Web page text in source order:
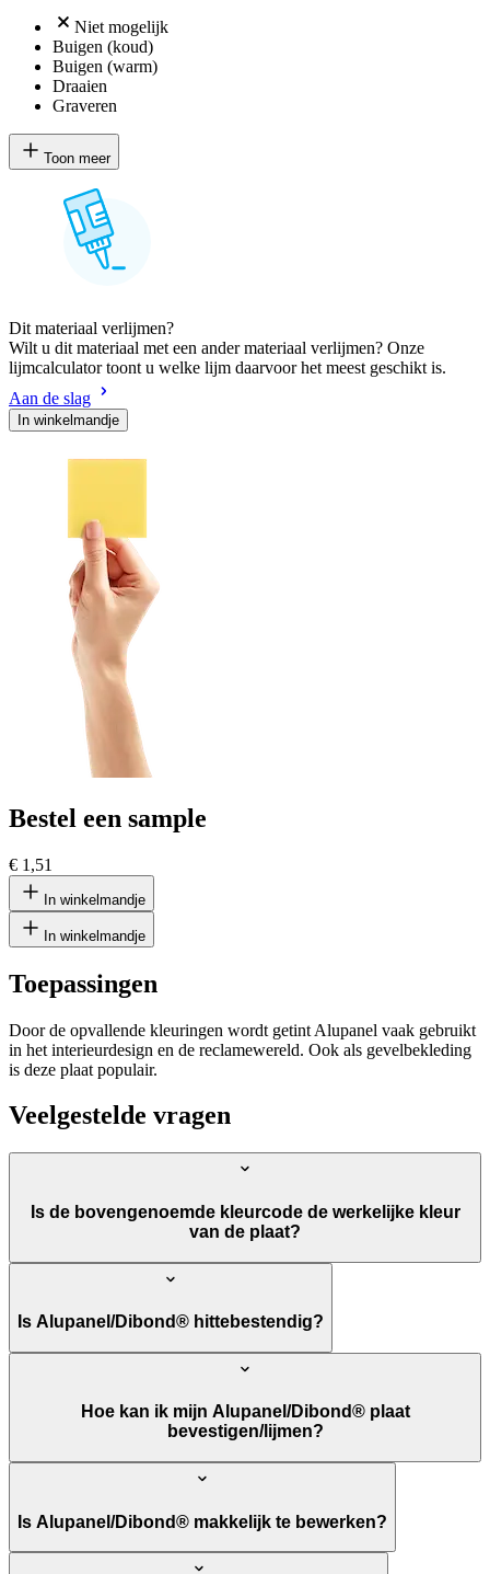
Niet mogelijk
Buigen (koud)
Buigen (warm)
Draaien
Graveren
Toon meer
Dit materiaal verlijmen?
Wilt u dit materiaal met een ander materiaal verlijmen? Onze
lijmcalculator toont u welke lijm daarvoor het meest geschikt is.
Aan de slag
In winkelmandje
Bestel een sample
€ 1,51
In winkelmandje
In winkelmandje
Toepassingen
Door de opvallende kleuringen wordt getint Alupanel vaak gebruikt
in het interieurdesign en de reclamewereld. Ook als gevelbekleding
is deze plaat populair.
Veelgestelde vragen
Is de bovengenoemde kleurcode de werkelijke kleur
van de plaat?
Is Alupanel/Dibond® hittebestendig?
Hoe kan ik mijn Alupanel/Dibond® plaat
bevestigen/lijmen?
Is Alupanel/Dibond® makkelijk te bewerken?